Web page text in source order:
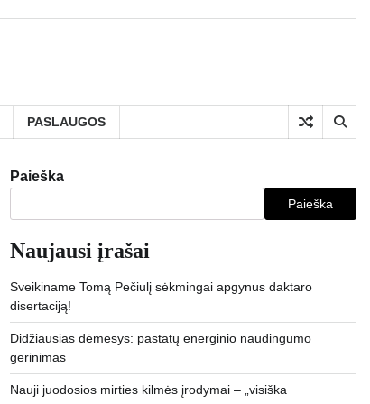
PASLAUGOS
Paieška
Paieška
Naujausi įrašai
Sveikiname Tomą Pečiulį sėkmingai apgynus daktaro
disertaciją!
Didžiausias dėmesys: pastatų energinio naudingumo
gerinimas
Nauji juodosios mirties kilmės įrodymai – „visiška